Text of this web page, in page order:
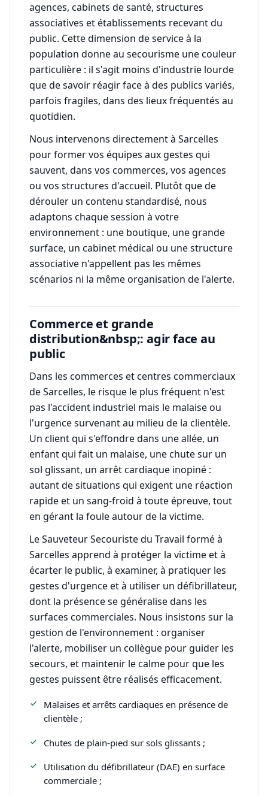
agences, cabinets de santé, structures
associatives et établissements recevant du
public. Cette dimension de service à la
population donne au secourisme une couleur
particulière : il s'agit moins d'industrie lourde
que de savoir réagir face à des publics variés,
parfois fragiles, dans des lieux fréquentés au
quotidien.
Nous intervenons directement à Sarcelles
pour former vos équipes aux gestes qui
sauvent, dans vos commerces, vos agences
ou vos structures d'accueil. Plutôt que de
dérouler un contenu standardisé, nous
adaptons chaque session à votre
environnement : une boutique, une grande
surface, un cabinet médical ou une structure
associative n'appellent pas les mêmes
scénarios ni la même organisation de l'alerte.
Commerce et grande
distribution&nbsp;: agir face au
public
Dans les commerces et centres commerciaux
de Sarcelles, le risque le plus fréquent n'est
pas l'accident industriel mais le malaise ou
l'urgence survenant au milieu de la clientèle.
Un client qui s'effondre dans une allée, un
enfant qui fait un malaise, une chute sur un
sol glissant, un arrêt cardiaque inopiné :
autant de situations qui exigent une réaction
rapide et un sang-froid à toute épreuve, tout
en gérant la foule autour de la victime.
Le Sauveteur Secouriste du Travail formé à
Sarcelles apprend à protéger la victime et à
écarter le public, à examiner, à pratiquer les
gestes d'urgence et à utiliser un défibrillateur,
dont la présence se généralise dans les
surfaces commerciales. Nous insistons sur la
gestion de l'environnement : organiser
l'alerte, mobiliser un collègue pour guider les
secours, et maintenir le calme pour que les
gestes puissent être réalisés efficacement.
Malaises et arrêts cardiaques en présence de
clientèle ;
Chutes de plain-pied sur sols glissants ;
Utilisation du défibrillateur (DAE) en surface
commerciale ;